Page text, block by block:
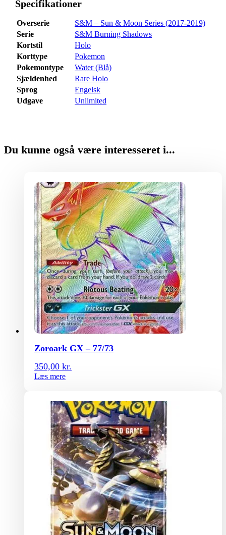
Specifikationer
Overserie
S&M – Sun & Moon Series (2017-2019)
Serie
S&M Burning Shadows
Kortstil
Holo
Korttype
Pokemon
Pokemontype
Water (Blå)
Sjældenhed
Rare Holo
Sprog
Engelsk
Udgave
Unlimited
Du kunne også være interesseret i...
Zoroark GX – 77/73
350,00 kr.
Læs mere